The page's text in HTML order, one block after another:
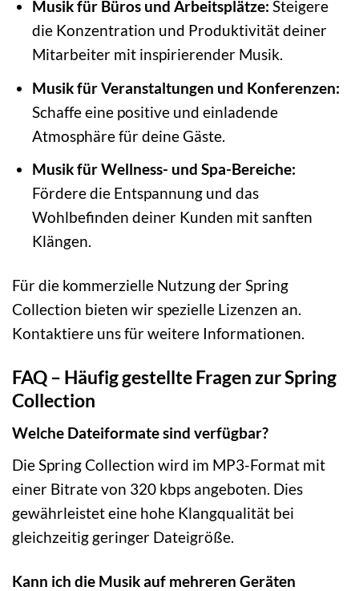
Musik für Büros und Arbeitsplätze: Steigere
die Konzentration und Produktivität deiner
Mitarbeiter mit inspirierender Musik.
Musik für Veranstaltungen und Konferenzen:
Schaffe eine positive und einladende
Atmosphäre für deine Gäste.
Musik für Wellness- und Spa-Bereiche:
Fördere die Entspannung und das
Wohlbefinden deiner Kunden mit sanften
Klängen.
Für die kommerzielle Nutzung der Spring
Collection bieten wir spezielle Lizenzen an.
Kontaktiere uns für weitere Informationen.
FAQ – Häufig gestellte Fragen zur Spring
Collection
Welche Dateiformate sind verfügbar?
Die Spring Collection wird im MP3-Format mit
einer Bitrate von 320 kbps angeboten. Dies
gewährleistet eine hohe Klangqualität bei
gleichzeitig geringer Dateigröße.
Kann ich die Musik auf mehreren Geräten